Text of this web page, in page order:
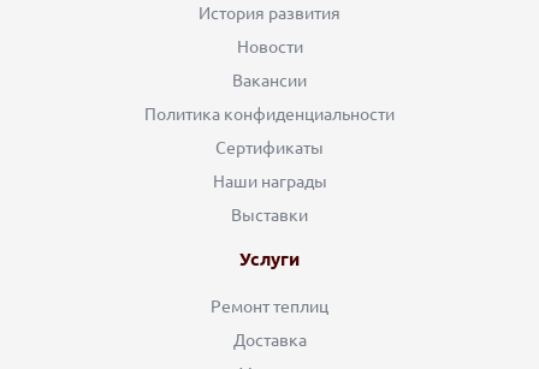
История развития
Новости
Вакансии
Политика конфиденциальности
Сертификаты
Наши награды
Выставки
Услуги
Ремонт теплиц
Доставка